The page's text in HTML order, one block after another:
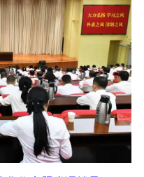
资源禀赋
回到顶部